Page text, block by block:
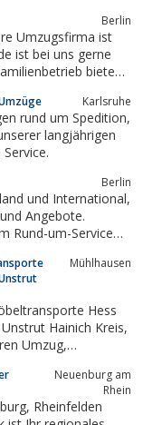
gerne
Berlin
Umzugsfirma ist
ist bei uns gerne
bieten
beschäftigt fleißige
Karlsruhe
rund um Spedition,
langjährigen
Berlin
Rund-um-Service
Mühlhausen
Hess
Hainich Kreis,
Neuenburg am
Rhein